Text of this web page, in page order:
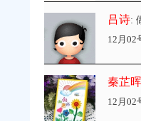
吕诗:
12月02
秦芷晖
12月02